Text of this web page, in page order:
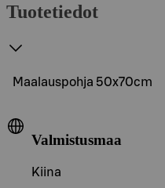
Tuotetiedot
Maalauspohja 50x70cm
Valmistusmaa
Kiina